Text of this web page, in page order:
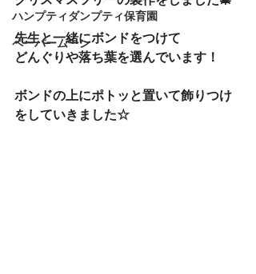
ハンプティダンプティ保育園
ペーパームーン
先生と一緒にボンドをつけて
どんぐりや落ち葉を選んでいます！
ボンドの上にポトッと置いて飾りつけ
をしていきました☆